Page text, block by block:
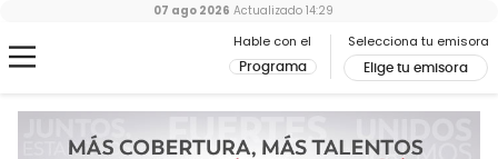
Hable con el
Programa
Selecciona tu emisora
Elige tu emisora
07 ago 2026 Actualizado 14:29